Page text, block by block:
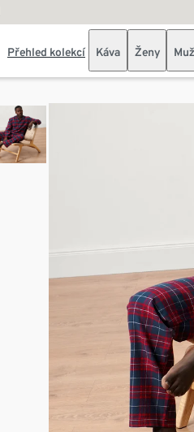
Přehled kolekcí Káva Ženy